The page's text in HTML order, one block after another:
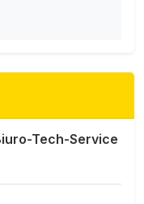
Tech-Service